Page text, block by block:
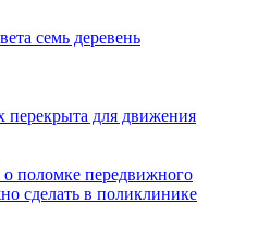
семь деревень
перекрыта для движения
поломке передвижного
сделать в поликлинике